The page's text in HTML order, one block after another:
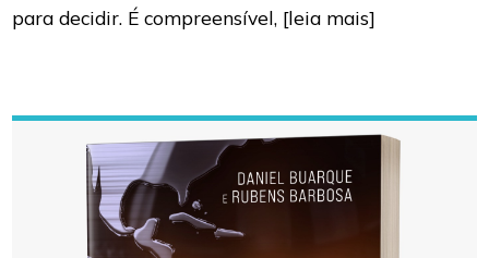
para decidir. É compreensível, [leia mais]